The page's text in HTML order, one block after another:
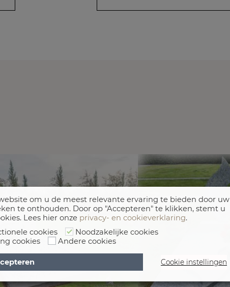
om u de meest relevante ervaring te bieden door uw
te onthouden. Door op "Accepteren" te klikken, stemt u
Lees hier onze privacy- en cookieverklaring.
cookies
Noodzakelijke cookies
cookies Andere cookies
Cookie instellingen